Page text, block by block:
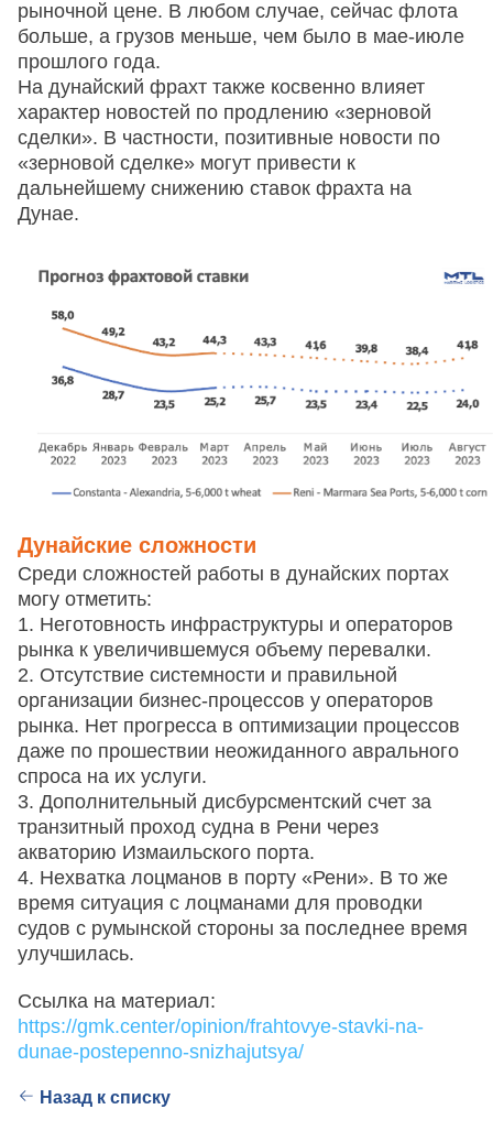
рыночной цене. В любом случае, сейчас флота
больше, а грузов меньше, чем было в мае-июле
прошлого года.
На дунайский фрахт также косвенно влияет
характер новостей по продлению «зерновой
сделки». В частности, позитивные новости по
«зерновой сделке» могут привести к
дальнейшему снижению ставок фрахта на
Дунае.
Дунайские сложности
Среди сложностей работы в дунайских портах
могу отметить:
1. Неготовность инфраструктуры и операторов
рынка к увеличившемуся объему перевалки.
2. Отсутствие системности и правильной
организации бизнес-процессов у операторов
рынка. Нет прогресса в оптимизации процессов
даже по прошествии неожиданного аврального
спроса на их услуги.
3. Дополнительный дисбурсментский счет за
транзитный проход судна в Рени через
акваторию Измаильского порта.
4. Нехватка лоцманов в порту «Рени». В то же
время ситуация с лоцманами для проводки
судов с румынской стороны за последнее время
улучшилась.
Ссылка на материал:
https://gmk.center/opinion/frahtovye-stavki-na-
dunae-postepenno-snizhajutsya/
Назад к списку